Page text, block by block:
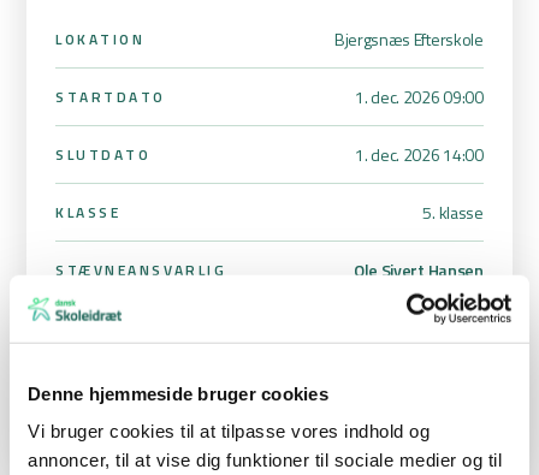
Denne hjemmeside bruger cookies
Vi bruger cookies til at tilpasse vores indhold og
annoncer, til at vise dig funktioner til sociale medier og til
LOKATION Bjergsnæs Efterskole
STARTDATO 1. dec. 2026 09:00
SLUTDATO 1. dec. 2026 14:00
KLASSE 5. klasse
STÆVNEANSVARLIG
Ole Sivert Hansen
uv8y9q5m@viborgskoler.dk
42 96 72 31